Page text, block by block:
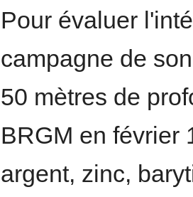
Pour évaluer
campagne de
50 mètres de
BRGM en février
argent, zinc,